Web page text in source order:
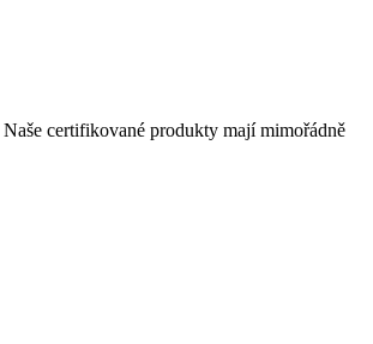
certifikované produkty mají mimořádně